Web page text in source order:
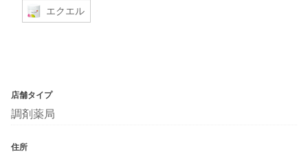
エクエル
店舗タイプ
調剤薬局
住所